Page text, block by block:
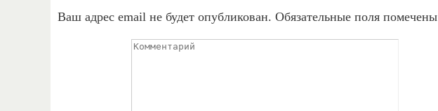
Ваш адрес email не будет опубликован. Обязательные поля помечены